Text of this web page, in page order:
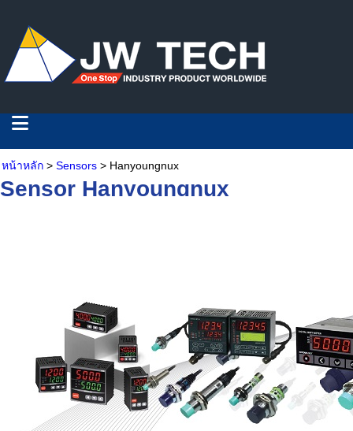
หน้าหลัก > Sensors > Hanyoungnux
Sensor Hanyoungnux